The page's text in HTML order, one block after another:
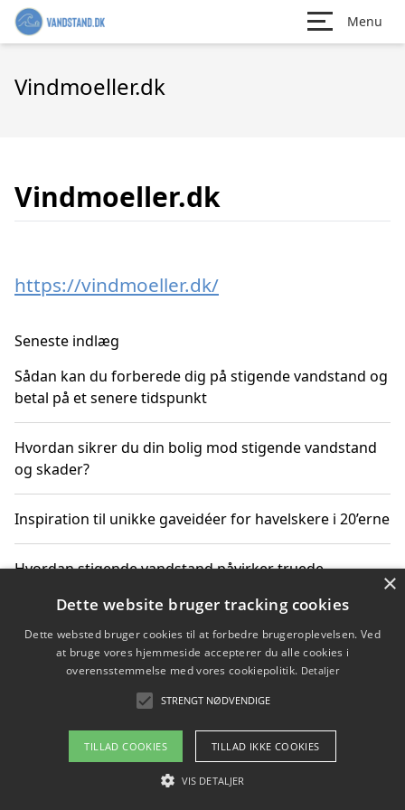
Menu
Vindmoeller.dk
Vindmoeller.dk
https://vindmoeller.dk/
Seneste indlæg
Sådan kan du forberede dig på stigende vandstand og
betal på et senere tidspunkt
Hvordan sikrer du din bolig mod stigende vandstand
og skader?
Inspiration til unikke gaveidéer for havelskere i 20’erne
Hvordan stigende vandstand påvirker truede
Sådan vælger du de bedste vandrerygsække til
vandreture i Danmark
Copyright 2026 - Pilanto Aps
Om / kontakt
×
Dette website bruger tracking cookies
Dette websted bruger cookies til at forbedre brugeroplevelsen. Ved
at bruge vores hjemmeside accepterer du alle cookies i
overensstemmelse med vores cookiepolitik. Detaljer
STRENGT NØDVENDIGE
TILLAD COOKIES TILLAD IKKE COOKIES
VIS DETALJER